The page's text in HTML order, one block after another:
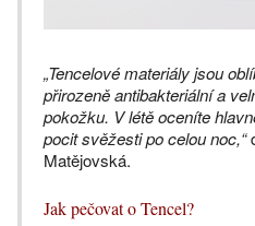
„Tencelové materiály jsou
přirozeně antibakteriální a
pokožku. V létě oceníte
pocit svěžesti po celou noc,“
Matějovská.
Jak pečovat o Tencel?